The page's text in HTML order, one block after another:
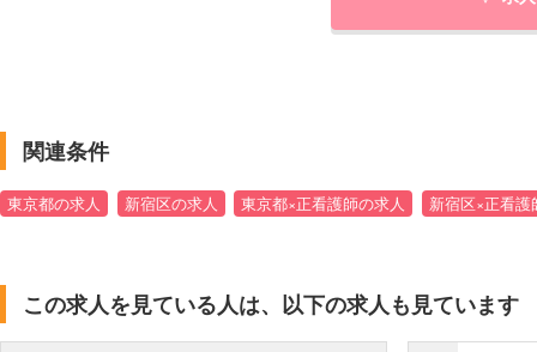
関連条件
東京都の求人 新宿区の求人 東京都×正看護師の求人 新宿区×正看護
この求人を見ている人は、以下の求人も見ています